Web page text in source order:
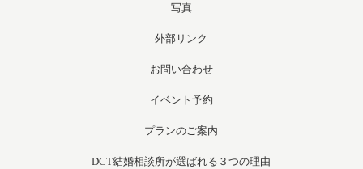
写真
外部リンク
お問い合わせ
イベント予約
プランのご案内
DCT結婚相談所が選ばれる３つの理由